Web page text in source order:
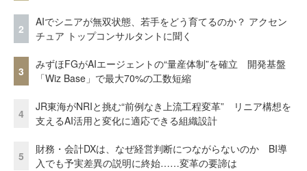
2
AIでシニアが無双状態、若手をどう育てるのか？ アクセン
チュア トップコンサルタントに聞く
3
みずほFGがAIエージェントの“量産体制”を確立 開発基盤
「Wiz Base」で最大70%の工数短縮
4
JR東海がNRIと挑む“前例なき上流工程変革” リニア構想を
支えるAI活用と変化に適応できる組織設計
5
財務・会計DXは、なぜ経営判断につながらないのか BI導
入でも予実差異の説明に終始……変革の要諦は